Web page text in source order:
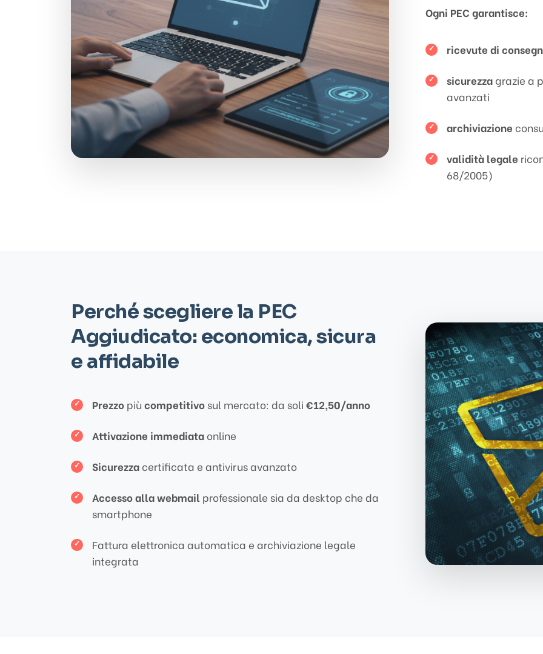
Ogni PEC garantisce:
ricevute di
sicurezza grazie a
avanzati
archiviazione
validità legale
68/2005)
Perché scegliere la PEC
Aggiudicato: economica, sicura
e affidabile
Prezzo più competitivo sul mercato: da soli €12,50/anno
Attivazione immediata online
Sicurezza certificata e antivirus avanzato
Accesso alla webmail professionale sia da desktop che da
smartphone
Fattura elettronica automatica e archiviazione legale
integrata